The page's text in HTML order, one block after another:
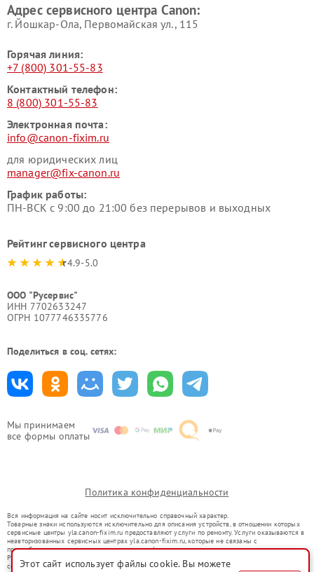
Мы принимаем
все формы оплаты
Адрес сервисного центра Canon:
г. Йошкар-Ола, Первомайская ул., 115
Горячая линия:
+7 (800) 301-55-83
Контактный телефон:
8 (800) 301-55-83
Электронная почта:
info@canon-fixim.ru
для юридических лиц
manager@fix-canon.ru
График работы:
ПН-ВСК с 9:00 до 21:00 без перерывов и выходных
Рейтинг сервисного центра
4.9-5.0
ООО "Русервис"
ИНН 7702633247
ОГРН 1077746335776
Поделиться в соц. сетях:
Политика конфиденциальности
Вся информация на сайте носит исключительно справочный характер.
Товарные знаки используются исключительно для описания устройств, в отношении которых
сервисные центры yla.canon-fixim.ru предоставляют услуги по ремонту. Услуги оказываются в
неавторизованных сервисных центрах yla.canon-fixim.ru, которые не связаны с
правообладателями товарных знаков или их официальными представителями.
Ремонт осуществляется для устройств, уже введенных в гражданский оборот в соответствии
со статьей 1487 ГК РФ.
Этот сайт использует файлы cookie. Вы можете